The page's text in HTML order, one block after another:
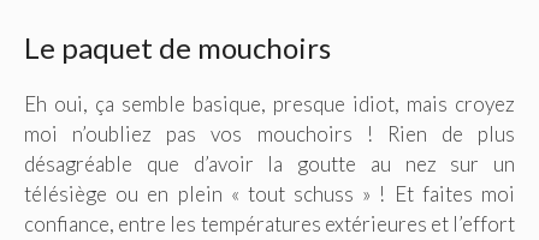
Le paquet de mouchoirs
Eh oui, ça semble basique, presque idiot, mais croyez
moi n’oubliez pas vos mouchoirs ! Rien de plus
désagréable que d’avoir la goutte au nez sur un
télésiège ou en plein « tout schuss » ! Et faites moi
confiance, entre les températures extérieures et l’effort